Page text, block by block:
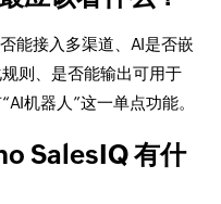
能接入多渠道、AI是否嵌
则、是否能输出可用于
机器人”这一单点功能。
SalesIQ 有什